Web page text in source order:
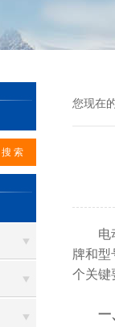
您现在
电动
牌和型
个关键
一